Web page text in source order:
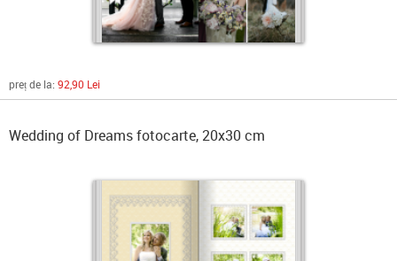
preț de la: 92,90 Lei
Wedding of Dreams fotocarte, 20x30 cm